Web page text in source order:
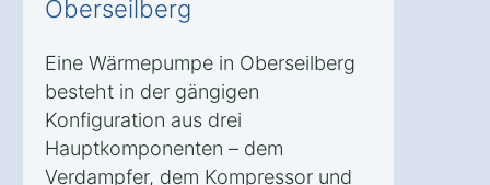
Oberseilberg
Eine Wärmepumpe in Oberseilberg
besteht in der gängigen
Konfiguration aus drei
Hauptkomponenten – dem
Verdampfer, dem Kompressor und